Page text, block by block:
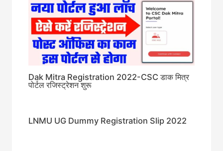
Dak Mitra Registration 2022-CSC डाक मित्र
पोर्टल रजिस्ट्रेशन शुरू
LNMU UG Dummy Registration Slip 2022